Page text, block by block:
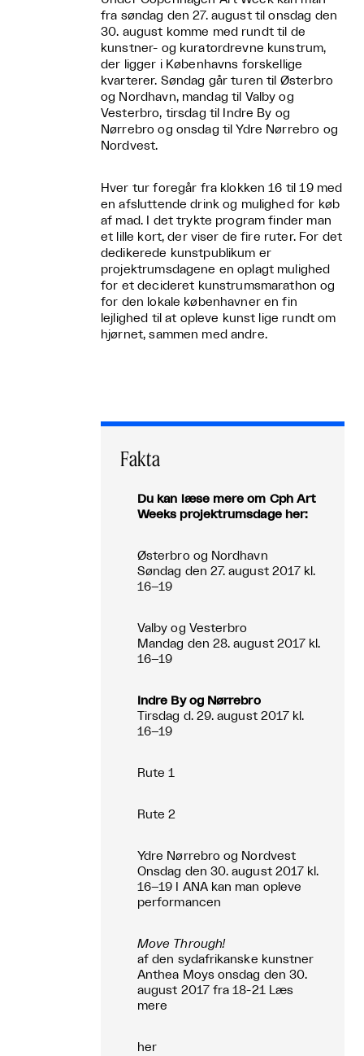
fra søndag den 27. august til onsdag den
30. august komme med rundt til de
kunstner- og kuratordrevne kunstrum,
der ligger i Københavns forskellige
kvarterer. Søndag går turen til Østerbro
og Nordhavn, mandag til Valby og
Vesterbro, tirsdag til Indre By og
Nørrebro og onsdag til Ydre Nørrebro og
Nordvest.
Hver tur foregår fra klokken 16 til 19 med
en afsluttende drink og mulighed for køb
af mad. I det trykte program finder man
et lille kort, der viser de fire ruter. For det
dedikerede kunstpublikum er
projektrumsdagene en oplagt mulighed
for et decideret kunstrumsmarathon og
for den lokale københavner en fin
lejlighed til at opleve kunst lige rundt om
hjørnet, sammen med andre.
Fakta
Du kan læse mere om Cph Art
Weeks projektrumsdage her:
Østerbro og Nordhavn
Søndag den 27. august 2017 kl.
16–19
Valby og Vesterbro
Mandag den 28. august 2017 kl.
16–19
Indre By og Nørrebro
Tirsdag d. 29. august 2017 kl.
16–19
Rute 1
Rute 2
Ydre Nørrebro og Nordvest
Onsdag den 30. august 2017 kl.
16–19 I ANA kan man opleve
performancen
Move Through!
af den sydafrikanske kunstner
Anthea Moys onsdag den 30.
august 2017 fra 18-21 Læs
mere
her